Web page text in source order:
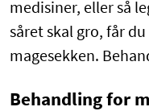
medisiner, eller så
såret skal gro, får
magesekken.
Behandling for